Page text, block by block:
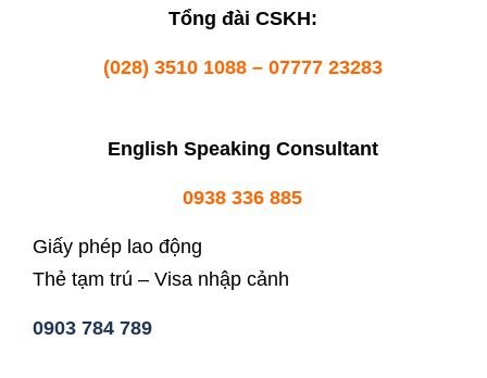
Tổng đài CSKH:
(028) 3510 1088 – 07777 23283
English Speaking Consultant
0938 336 885
Giấy phép lao động
Thẻ tạm trú – Visa nhập cảnh
0903 784 789